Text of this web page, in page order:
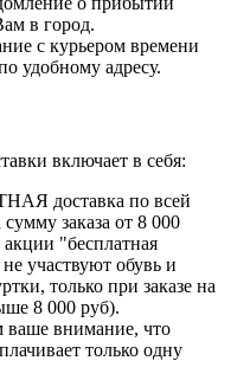
в город.
с курьером времени
удобному адресу.
включает в себя:
доставка по всей
заказа от 8 000
"бесплатная
участвуют обувь и
только при заказе на
8 000 руб).
внимание, что
только одну